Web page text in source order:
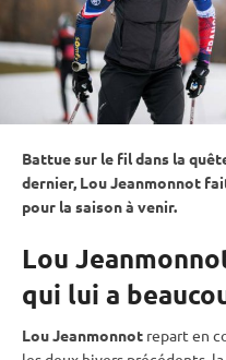
Battue sur le fil dans la
dernier, Lou Jeanmonnot
pour la saison à venir.
Lou
qui lui a
Lou Jeanmonnot repart en